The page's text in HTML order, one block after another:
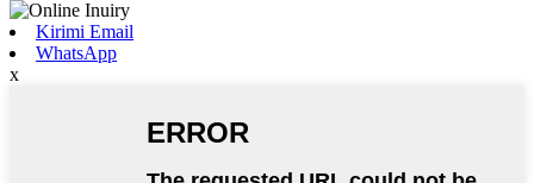
Kirimi Email
WhatsApp
x